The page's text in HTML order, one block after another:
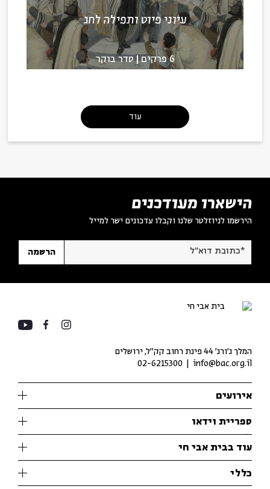
עיוני פיוט ותפילה לחג
6 פרקים סדר בוקר
עוד
הישארו מעודכנים
הירשמו לניוזלטר שלנו וקבלו עדכונים ישר למייל
*כתובת דוא"ל הרשמה
אירועים
אנגלית
נוער
ספריית וידאו
עיון
מיוחדים
עוד בבית אבי חי
כללי
המלך ג'ורג' 44 פינת רחוב קק״ל, ירושלים
info@bac.org.il
02-6215300